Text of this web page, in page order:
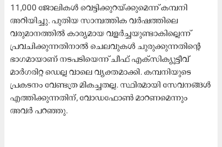
11,000 ജോലികൾ വെട്ടിക്കുറയ്ക്കുമെന്ന് കമ്പനി
അറിയിച്ചു. പുതിയ സാമ്പത്തിക വർഷത്തിലെ
വരുമാനത്തിൽ കാര്യമായ വളർച്ചയുണ്ടാകില്ലെന്ന്
പ്രവചിക്കുന്നതിനാൽ ചെലവുകൾ ചുരുക്കുന്നതിന്‍റെ
ഭാഗമായാണ് നടപടിയെന്ന് ചീഫ് എക്‌സിക്യൂട്ടീവ്
മാർഗരിറ്റ ഡെല്ല വാലെ വ്യക്തമാക്കി. കമ്പനിയുടെ
പ്രകടനം വേണ്ടത്ര മികച്ചതല്ല. സ്ഥിരമായി സേവനങ്ങൾ
എത്തിക്കുന്നതിന്, വോഡഫോൺ മാറണമെന്നും
അവർ പറഞ്ഞു.